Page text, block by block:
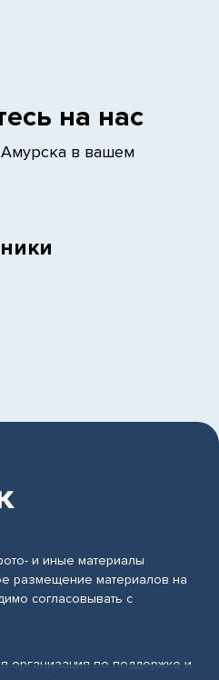
на нас
в вашем
и иные материалы
размещение материалов на
согласовывать с
организация по поддержке и